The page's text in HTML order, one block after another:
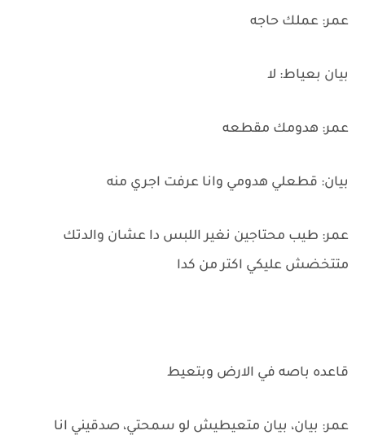
عمر: عملك حاجه
بيان بعياط: لا
عمر: هدومك مقطعه
بيان: قطعلي هدومي وانا عرفت اجري منه
عمر: طيب محتاجين نغير اللبس دا عشان والدتك
متتخضش عليكي اكتر من كدا
قاعده باصه في الارض وبتعيط
عمر: بيان، بيان متعيطيش لو سمحتي، صدقيني انا